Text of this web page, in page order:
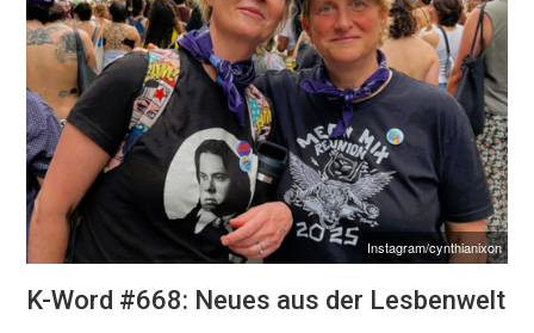
Instagram/cynthianixon
K-Word #668: Neues aus der Lesbenwelt